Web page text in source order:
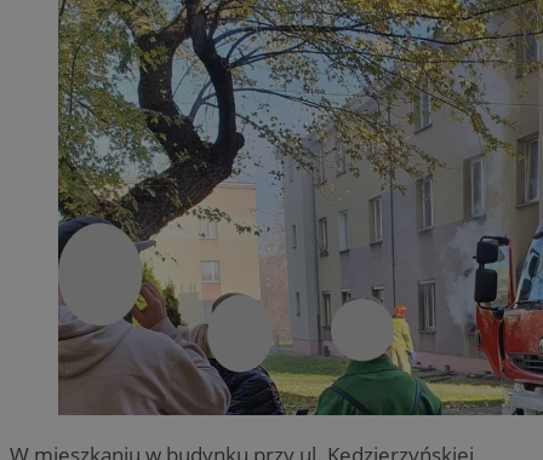
W mieszkaniu w budynku przy ul. Kędzierzyńskiej